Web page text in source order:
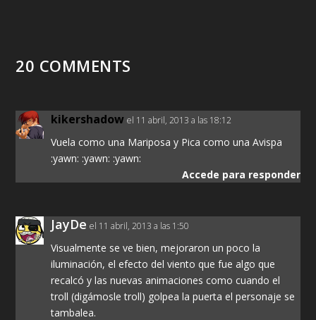
20 COMMENTS
kikershadow el 11 abril, 2013 a las 18:12
Vuela como una Mariposa y Pica como una Avispa
:yawn: :yawn: :yawn:
Accede para responder
JayDe el 11 abril, 2013 a las 1:50
Visualmente se ve bien, mejoraron un poco la
iluminación, el efecto del viento que fue algo que
recalcó y las nuevas animaciones como cuando el
troll (digámosle troll) golpea la puerta el personaje se
tambalea.